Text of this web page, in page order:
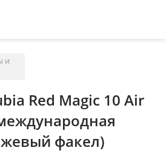
и
Red Magic 10 Air
факел)